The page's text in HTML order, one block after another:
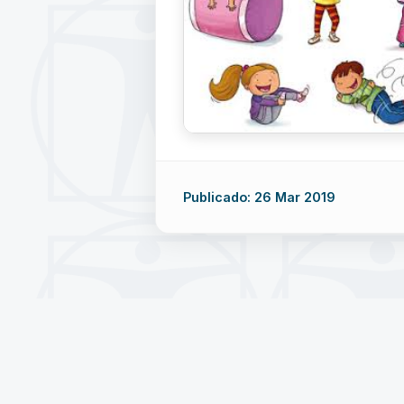
Publicado: 26 Mar 2019